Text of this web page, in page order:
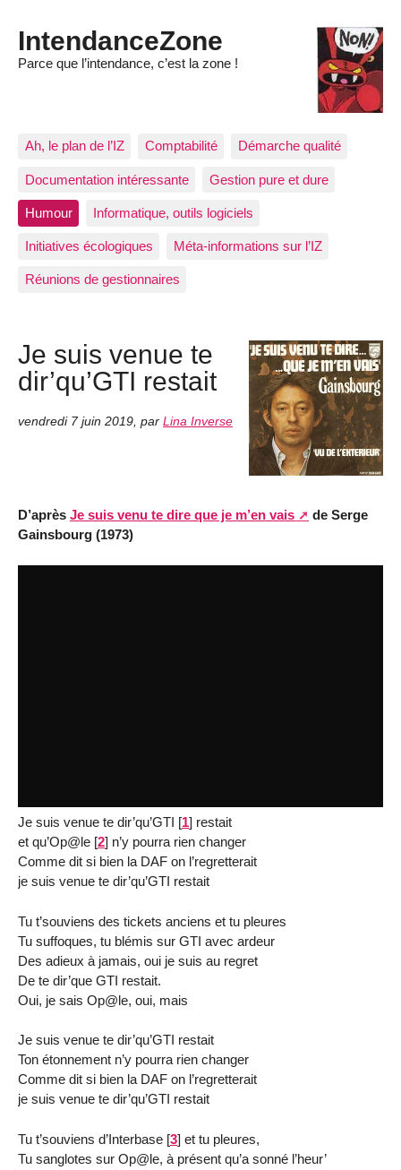
IntendanceZone
Parce que l’intendance, c’est la zone !
Ah, le plan de l’IZ Comptabilité Démarche qualité
Documentation intéressante Gestion pure et dure
Humour Informatique, outils logiciels
Initiatives écologiques Méta-informations sur l’IZ
Réunions de gestionnaires
Je suis venue te
dir’qu’GTI restait
vendredi 7 juin 2019 par Lina Inverse
D’après Je suis venu te dire que je m’en vais
de Serge
Gainsbourg (1973)
Je suis venue te dir’qu’GTI [1] restait
et qu’Op@le [2] n’y pourra rien changer
Comme dit si bien la DAF on l’regretterait
je suis venue te dir’qu’GTI restait
Tu t’souviens des tickets anciens et tu pleures
Tu suffoques, tu blémis sur GTI avec ardeur
Des adieux à jamais, oui je suis au regret
De te dir’que GTI restait.
Oui, je sais Op@le, oui, mais
Je suis venue te dir’qu’GTI restait
Ton étonnement n’y pourra rien changer
Comme dit si bien la DAF on l’regretterait
je suis venue te dir’qu’GTI restait
Tu t’souviens d’Interbase [3] et tu pleures,
Tu sanglotes sur Op@le, à présent qu’a sonné l’heur’